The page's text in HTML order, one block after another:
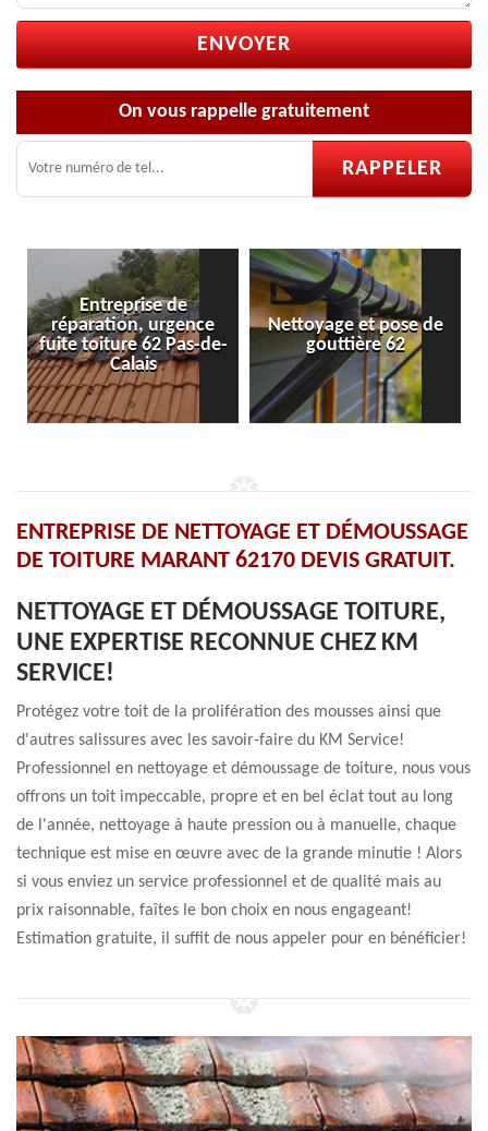
On vous rappelle gratuitement
de
urgence
62 Pas-de-
Nettoyage et pose de
gouttière 62
Pose et
ENTREPRISE DE NETTOYAGE ET DÉMOUSSAGE
DE TOITURE MARANT 62170 DEVIS GRATUIT.
NETTOYAGE ET DÉMOUSSAGE TOITURE,
UNE EXPERTISE RECONNUE CHEZ KM
SERVICE!
Protégez votre toit de la prolifération des mousses ainsi que
d'autres salissures avec les savoir-faire du KM Service!
Professionnel en nettoyage et démoussage de toiture, nous vous
offrons un toit impeccable, propre et en bel éclat tout au long
de l'année, nettoyage à haute pression ou à manuelle, chaque
technique est mise en œuvre avec de la grande minutie ! Alors
si vous enviez un service professionnel et de qualité mais au
prix raisonnable, faîtes le bon choix en nous engageant!
Estimation gratuite, il suffit de nous appeler pour en bénéficier!